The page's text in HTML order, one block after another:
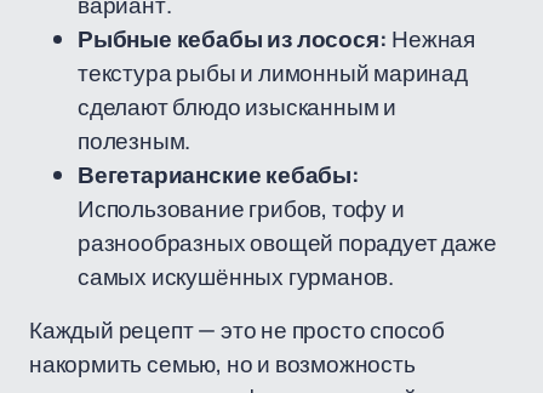
Рыбные кебабы из лосося: Нежная
текстура рыбы и лимонный маринад
сделают блюдо изысканным и
полезным.
Вегетарианские кебабы:
Использование грибов, тофу и
разнообразных овощей порадует даже
самых искушённых гурманов.
Каждый рецепт — это не просто способ
накормить семью, но и возможность